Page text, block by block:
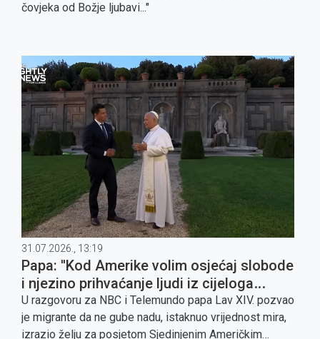
čovjeka od Božje ljubavi..."
31.07.2026., 13:19
Papa: ''Kod Amerike volim osjećaj slobode
i njezino prihvaćanje ljudi iz cijeloga
svijeta''
U razgovoru za NBC i Telemundo papa Lav XIV. pozvao
je migrante da ne gube nadu, istaknuo vrijednost mira,
izrazio želju za posjetom Sjedinjenim Američkim